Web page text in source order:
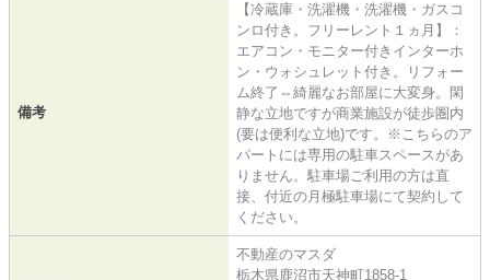
備考
【冷蔵庫・洗濯機・洗濯機・ガスコ
ンロ付き。フリーレント１ヵ月】：
エアコン・モニター付きインターホ
ン・ウォシュレット付き。リフォー
ム終了⇔綺麗なお部屋に大変身。閑
静な立地ですが商業施設が徒歩圏内
(要は便利な立地)です。※こちらのア
パートには専用の駐車スペースがあ
りません。駐車場ご利用の方は直
接、付近の月極駐車場にて契約して
ください。
不動産のマスダ
栃木県鹿沼市天神町1858-1